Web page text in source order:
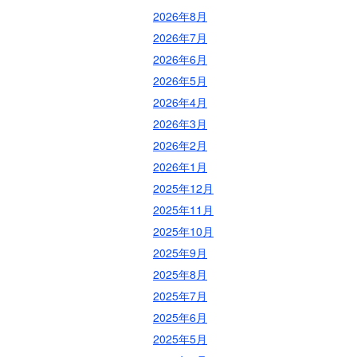
2026年8月
2026年7月
2026年6月
2026年5月
2026年4月
2026年3月
2026年2月
2026年1月
2025年12月
2025年11月
2025年10月
2025年9月
2025年8月
2025年7月
2025年6月
2025年5月